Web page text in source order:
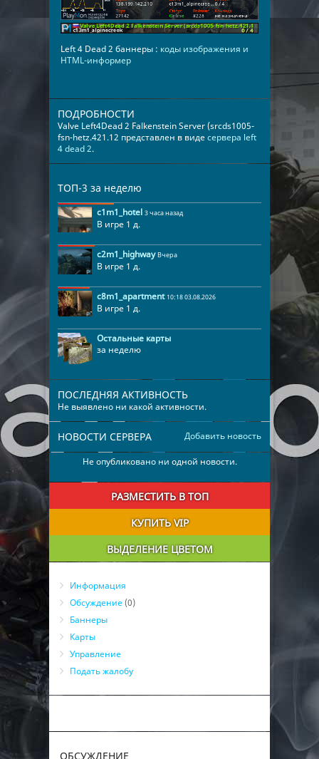
Left 4 Dead 2 баннеры : коды изображения и
HTML-информер
ПОДРОБНОСТИ
Valve Left4Dead 2 Falkenstein Server (srcds1005-
fsn-hetz.421.12 представлен в видесервера left
4 dead 2.
ТОП-3 за неделю
c1m1_hotel 3 часа назад
В игре 1 д.
c2m1_highway Вчера
В игре 1 д.
c8m1_apartment 10:18 03.08.2026
В игре 1 д.
Остальные карты
за неделю
ПОСЛЕДНЯЯ АКТИВНОСТЬ
Не выявлено ни какой активности.
Добавить новость
НОВОСТИ СЕРВЕРА
Не опубликовано ни одной новости.
РАЗМЕСТИТЬ В ТОП
КУПИТЬ VIP
ВЫДЕЛЕНИЕ ЦВЕТОМ
Информация
Обсуждение (0)
Баннеры
Карты
Управление
Подать жалобу
ОБСУЖДЕНИЕ